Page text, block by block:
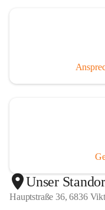
Unser
Hauptstraße 36, 6836